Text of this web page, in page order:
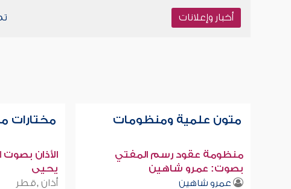
أخبار وإعلانات
متون علمية ومنظومات
منظومة عقود رسم المفتي
بصوت: عمرو شاهين
عمرو شاهين
مختارات
الأذان بصوت
يحيى
أذان ,قطر